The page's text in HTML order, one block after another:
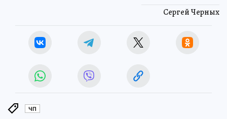
Сергей Черных
ЧП